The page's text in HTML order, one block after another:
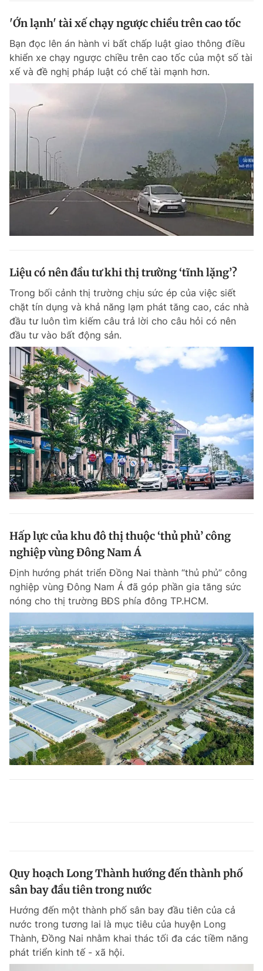
'Ớn lạnh' tài xế chạy ngược chiều trên cao tốc
Bạn đọc lên án hành vi bất chấp luật giao thông điều
khiển xe chạy ngược chiều trên cao tốc của một số tài
xế và đề nghị pháp luật có chế tài mạnh hơn.
Liệu có nên đầu tư khi thị trường ‘tĩnh lặng’?
Trong bối cảnh thị trường chịu sức ép của việc siết
chặt tín dụng và khả năng lạm phát tăng cao, các nhà
đầu tư luôn tìm kiếm câu trả lời cho câu hỏi có nên
đầu tư vào bất động sản.
Hấp lực của khu đô thị thuộc ‘thủ phủ’ công
nghiệp vùng Đông Nam Á
Định hướng phát triển Đồng Nai thành “thủ phủ” công
nghiệp vùng Đông Nam Á đã góp phần gia tăng sức
nóng cho thị trường BĐS phía đông TP.HCM.
Quy hoạch Long Thành hướng đến thành phố
sân bay đầu tiên trong nước
Hướng đến một thành phố sân bay đầu tiên của cả
nước trong tương lai là mục tiêu của huyện Long
Thành, Đồng Nai nhằm khai thác tối đa các tiềm năng
phát triển kinh tế - xã hội.